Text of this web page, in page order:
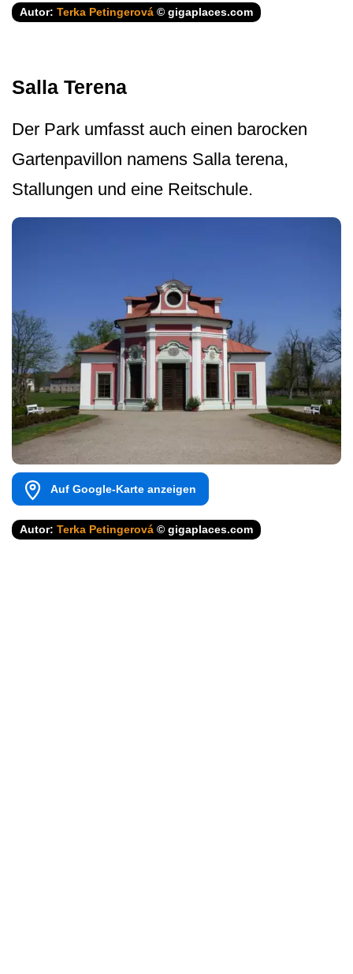
Autor: Terka Petingerová © gigaplaces.com
Salla Terena
Der Park umfasst auch einen barocken
Gartenpavillon namens Salla terena,
Stallungen und eine Reitschule.
Auf Google-Karte anzeigen
Autor: Terka Petingerová © gigaplaces.com